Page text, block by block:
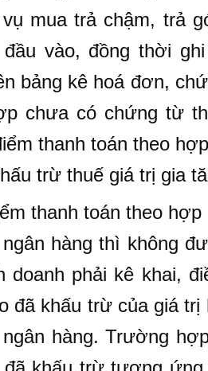
mua trả chậm, trả
vào, đồng thời
bảng kê hoá đơn,
chưa có chứng từ
thanh toán theo
trừ thuế giá trị gia
thanh toán theo
hàng thì không
doanh phải kê khai,
đã khấu trừ của giá
hàng. Trường